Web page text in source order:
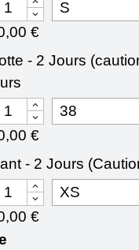
€
- 2 Jours
€
- 2 Jours
€